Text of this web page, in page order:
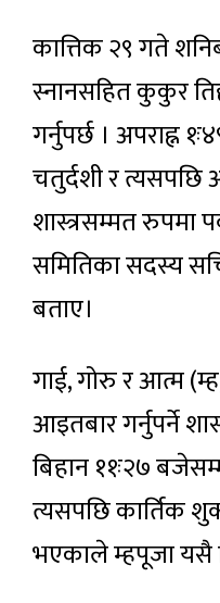
कात्तिक २९ गते
स्नानसहित कुकुर
गर्नुपर्छ । अपराह्न
चतुर्दशी र त्यसपछि
शास्त्रसम्मत रुपमा
समितिका सदस्य
बताए।
गाई, गोरु र आत्म
आइतबार गर्नुपर्ने
बिहान ११ः२७
त्यसपछि कार्तिक
भएकाले म्हपूजा यसै